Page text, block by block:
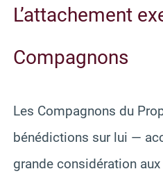
L’attachement
Compagnons
Les Compagnons du
bénédictions sur lui —
grande considération